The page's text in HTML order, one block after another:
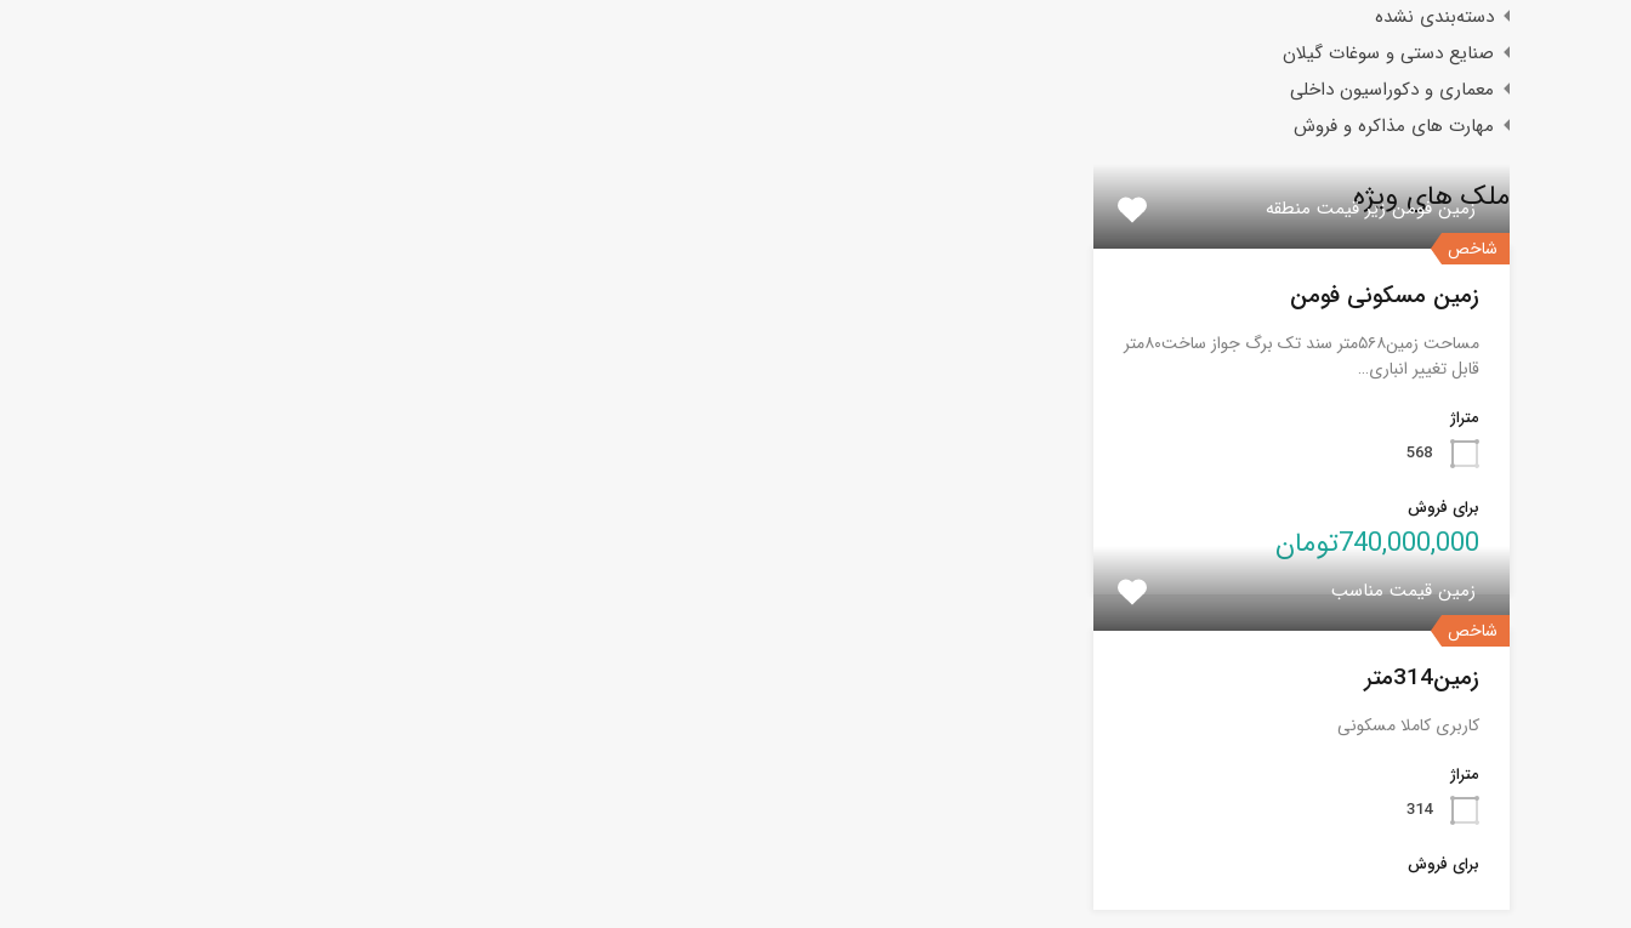
دسته‌بندی نشده
صنایع دستی و سوغات گیلان
معماری و دکوراسیون داخلی
مهارت های مذاکره و فروش
ملک های ویژه
شاخص
زمین فومن زیر قیمت منطقه
زمین مسکونی فومن
مساحت زمین۵۶۸متر سند تک برگ جواز ساخت۸۰متر
قابل تغییر انباری…
متراژ
568
برای فروش
740,000,000تومان
شاخص
زمین قیمت مناسب
زمین314متر
کاربری کاملا مسکونی
متراژ
314
برای فروش